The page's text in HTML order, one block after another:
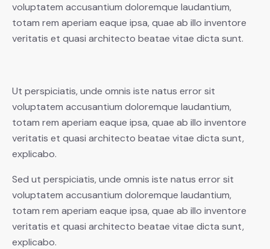
voluptatem accusantium doloremque laudantium,
totam rem aperiam eaque ipsa, quae ab illo inventore
veritatis et quasi architecto beatae vitae dicta sunt.
Ut perspiciatis, unde omnis iste natus error sit
voluptatem accusantium doloremque laudantium,
totam rem aperiam eaque ipsa, quae ab illo inventore
veritatis et quasi architecto beatae vitae dicta sunt,
explicabo.
Sed ut perspiciatis, unde omnis iste natus error sit
voluptatem accusantium doloremque laudantium,
totam rem aperiam eaque ipsa, quae ab illo inventore
veritatis et quasi architecto beatae vitae dicta sunt,
explicabo.